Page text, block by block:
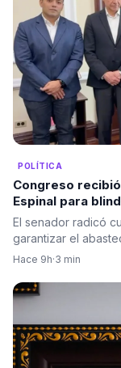
POLÍTICA
Congreso
Espinal para
El senador radicó
garantizar el
Hace 9h·3 min